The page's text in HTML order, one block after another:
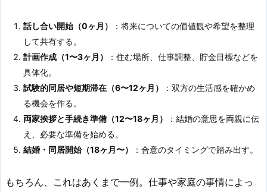
話し合い開始（0ヶ月）
：将来についての価値観や希望を整理
して共有する。
計画作成（1〜3ヶ月）
：住む場所、仕事調整、貯金目標などを
具体化。
試験的同居や短期滞在（6〜12ヶ月）
：双方の生活感を確かめ
る機会を作る。
両家挨拶と手続き準備（12〜18ヶ月）
：結婚の意思を両親に伝
え、必要な準備を始める。
結婚・同居開始（18ヶ月〜）
：合意のタイミングで踏み出す。
もちろん、これはあくまで一例。仕事や家庭の事情によっ